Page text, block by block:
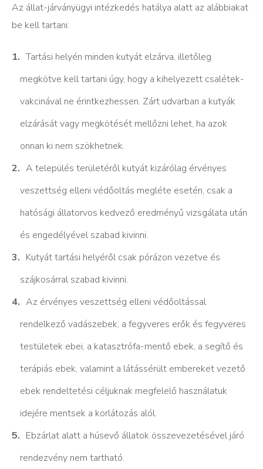
Az állat-járványügyi intézkedés hatálya alatt az alábbiakat
be kell tartani:
Tartási helyén minden kutyát elzárva, illetőleg
megkötve kell tartani úgy, hogy a kihelyezett csalétek-
vakcinával ne érintkezhessen. Zárt udvarban a kutyák
elzárását vagy megkötését mellőzni lehet, ha azok
onnan ki nem szökhetnek.
A település területéről kutyát kizárólag érvényes
veszettség elleni védőoltás megléte esetén, csak a
hatósági állatorvos kedvező eredményű vizsgálata után
és engedélyével szabad kivinni.
Kutyát tartási helyéről csak pórázon vezetve és
szájkosárral szabad kivinni.
Az érvényes veszettség elleni védőoltással
rendelkező vadászebek, a fegyveres erők és fegyveres
testületek ebei, a katasztrófa-mentő ebek, a segítő és
terápiás ebek, valamint a látássérült embereket vezető
ebek rendeltetési céljuknak megfelelő használatuk
idejére mentsek a korlátozás alól.
Ebzárlat alatt a húsevő állatok összevezetésével járó
rendezvény nem tartható.